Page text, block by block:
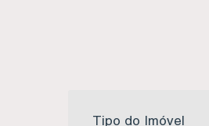
Tipo do Imóvel